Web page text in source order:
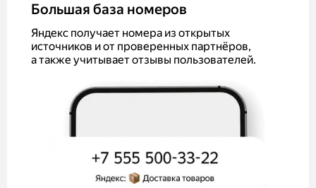
Большая база номеров
Яндекс получает номера из открытых
источников и от проверенных партнёров,
а также учитывает отзывы пользователей.